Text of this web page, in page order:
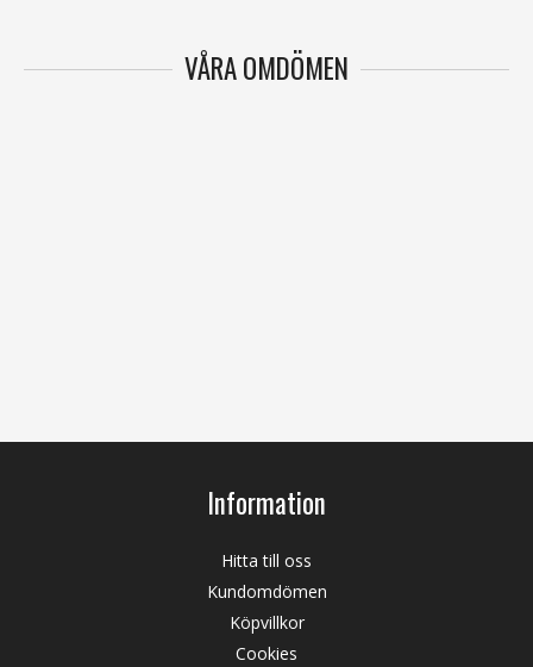
VÅRA OMDÖMEN
Information
Hitta till oss
Kundomdömen
Köpvillkor
Cookies